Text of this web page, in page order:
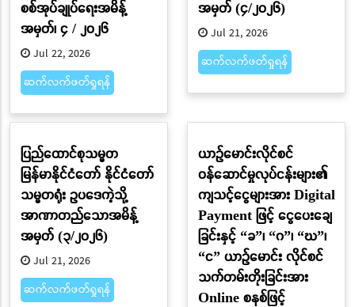
စစ်အုပ်ချုပ်ရေးအမိန့်
အမှတ်၊ ၄ / ၂၀၂၆
Jul 22, 2026
ဆက်လက်ဖတ်ရှုရန်
အမှတ် (၄/၂၀၂၆)
Jul 21, 2026
ဆက်လက်ဖတ်ရှုရန်
ပြည်ထောင်စုသမ္မတ
မြန်မာနိုင်ငံတော် နိုင်ငံတော်
သမ္မတရုံး ဥပဒေကဲ့သို့
အာဏာတည်သောအမိန့်
အမှတ် (၃/၂၀၂၆)
Jul 21, 2026
ဆက်လက်ဖတ်ရှုရန်
ယာဉ်မောင်းလိုင်စင်
ဝန်ဆောင်မှုလုပ်ငန်းများ၏
ကျသင့်ငွေများအား Digital
Payment ဖြင့် ငွေပေးချေ
ခြင်းနှင့် “ခ”၊ “ဂ”၊ “ဃ”၊
“င” ယာဉ်မောင်း လိုင်စင်
သက်တမ်းတိုးခြင်းအား
Online စနစ်ဖြင့်